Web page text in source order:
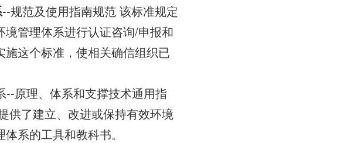
--规范及使用指南规范 该标准规定
管理体系进行认证咨询/申报和
施这个标准，使相关确信组织已
原理、体系和支撑技术通用指
供了建立、改进或保持有效环境
系的工具和教科书。